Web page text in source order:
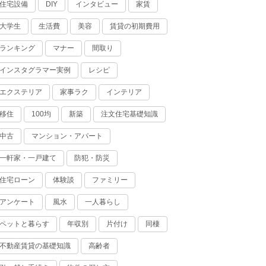
住宅設備 DIY インタビュー 家賃
大学生 生活費 美容 賃貸の初期費用
ランキング マナー 間取り
インスタグラマー実例 レシピ
エクステリア 家事ラク インテリア
移住 100均 新築 注文住宅基礎知識
中古 マンション・アパート
一軒家・一戸建て 防犯・防災
住宅ローン 体験談 ファミリー
アンケート 風水 一人暮らし
ペットと暮らす 年収別 片付け 同棲
不動産賃貸の基礎知識 高齢者